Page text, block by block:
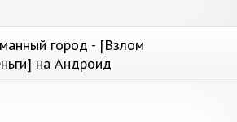
город - [Взлом
на Андроид